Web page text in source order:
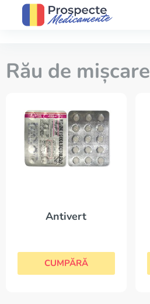
Rău de mișcare
Antivert
CUMPĂRĂ